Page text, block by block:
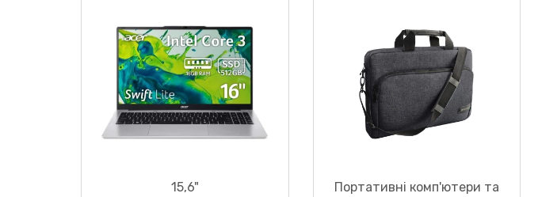
15,6"
Портативні комп'ютери та